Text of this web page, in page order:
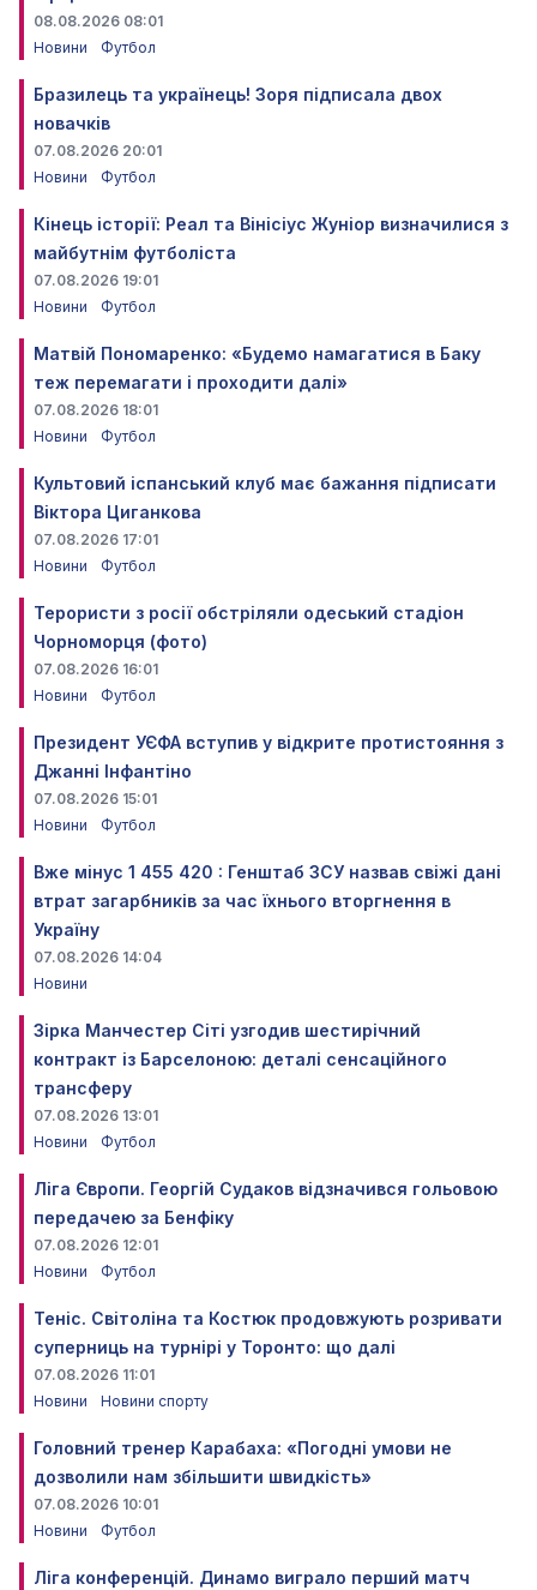
08.08.2026 08:01
Новини
Футбол
Бразилець та українець! Зоря підписала двох
новачків
07.08.2026 20:01
Новини
Футбол
Кінець історії: Реал та Вінісіус Жуніор визначилися з
майбутнім футболіста
07.08.2026 19:01
Новини
Футбол
Матвій Пономаренко: «Будемо намагатися в Баку
теж перемагати і проходити далі»
07.08.2026 18:01
Новини
Футбол
Культовий іспанський клуб має бажання підписати
Віктора Циганкова
07.08.2026 17:01
Новини
Футбол
Терористи з росії обстріляли одеський стадіон
Чорноморця (фото)
07.08.2026 16:01
Новини
Футбол
Президент УЄФА вступив у відкрите протистояння з
Джанні Інфантіно
07.08.2026 15:01
Новини
Футбол
Вже мінус 1 455 420 : Генштаб ЗСУ назвав свіжі дані
втрат загарбників за час їхнього вторгнення в
Україну
07.08.2026 14:04
Новини
Зірка Манчестер Сіті узгодив шестирічний
контракт із Барселоною: деталі сенсаційного
трансферу
07.08.2026 13:01
Новини
Футбол
Ліга Європи. Георгій Судаков відзначився гольовою
передачею за Бенфіку
07.08.2026 12:01
Новини
Футбол
Теніс. Світоліна та Костюк продовжують розривати
суперниць на турнірі у Торонто: що далі
07.08.2026 11:01
Новини
Новини спорту
Головний тренер Карабаха: «Погодні умови не
дозволили нам збільшити швидкість»
07.08.2026 10:01
Новини
Футбол
Ліга конференцій. Динамо виграло перший матч